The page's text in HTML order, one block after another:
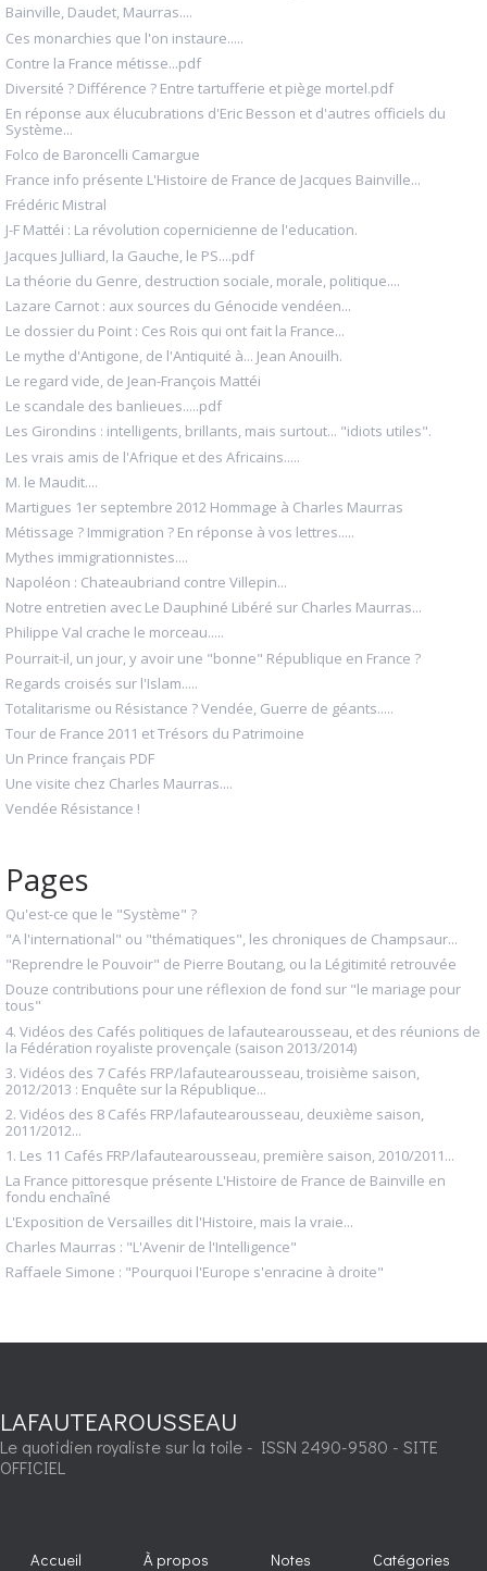
Bainville, Daudet, Maurras....
Ces monarchies que l'on instaure.....
Contre la France métisse...pdf
Diversité ? Différence ? Entre tartufferie et piège mortel.pdf
En réponse aux élucubrations d'Eric Besson et d'autres officiels du
Système...
Folco de Baroncelli Camargue
France info présente L'Histoire de France de Jacques Bainville...
Frédéric Mistral
J-F Mattéi : La révolution copernicienne de l'education.
Jacques Julliard, la Gauche, le PS....pdf
La théorie du Genre, destruction sociale, morale, politique....
Lazare Carnot : aux sources du Génocide vendéen...
Le dossier du Point : Ces Rois qui ont fait la France...
Le mythe d'Antigone, de l'Antiquité à... Jean Anouilh.
Le regard vide, de Jean-François Mattéi
Le scandale des banlieues.....pdf
Les Girondins : intelligents, brillants, mais surtout... "idiots utiles".
Les vrais amis de l'Afrique et des Africains.....
M. le Maudit....
Martigues 1er septembre 2012 Hommage à Charles Maurras
Métissage ? Immigration ? En réponse à vos lettres.....
Mythes immigrationnistes....
Napoléon : Chateaubriand contre Villepin...
Notre entretien avec Le Dauphiné Libéré sur Charles Maurras...
Philippe Val crache le morceau.....
Pourrait-il, un jour, y avoir une "bonne" République en France ?
Regards croisés sur l'Islam.....
Totalitarisme ou Résistance ? Vendée, Guerre de géants.....
Tour de France 2011 et Trésors du Patrimoine
Un Prince français PDF
Une visite chez Charles Maurras....
Vendée Résistance !
Pages
Qu'est-ce que le "Système" ?
"A l'international" ou "thématiques", les chroniques de Champsaur...
"Reprendre le Pouvoir" de Pierre Boutang, ou la Légitimité retrouvée
Douze contributions pour une réflexion de fond sur "le mariage pour
tous"
4. Vidéos des Cafés politiques de lafautearousseau, et des réunions de
la Fédération royaliste provençale (saison 2013/2014)
3. Vidéos des 7 Cafés FRP/lafautearousseau, troisième saison,
2012/2013 : Enquête sur la République...
2. Vidéos des 8 Cafés FRP/lafautearousseau, deuxième saison,
2011/2012...
1. Les 11 Cafés FRP/lafautearousseau, première saison, 2010/2011...
La France pittoresque présente L'Histoire de France de Bainville en
fondu enchaîné
L'Exposition de Versailles dit l'Histoire, mais la vraie...
Charles Maurras : "L'Avenir de l'Intelligence"
Raffaele Simone : "Pourquoi l'Europe s'enracine à droite"
LAFAUTEAROUSSEAU
Le quotidien royaliste sur la toile - ISSN 2490-9580 - SITE
OFFICIEL
Accueil À propos Notes Catégories